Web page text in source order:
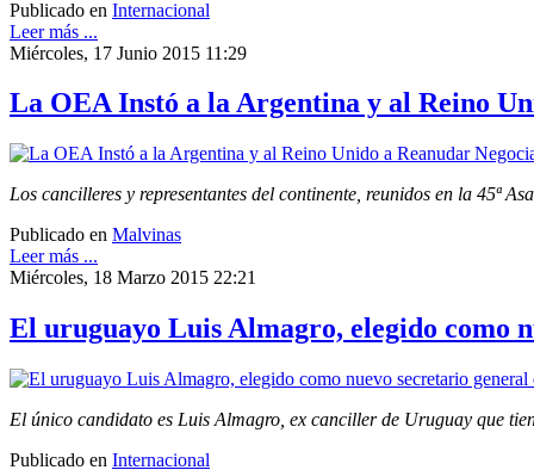
Publicado en Internacional
Leer más ...
Miércoles, 17 Junio 2015 11:29
La OEA Instó a la Argentina y al Reino
Los cancilleres y representantes del continente, reunidos en la 45ª
Publicado en Malvinas
Leer más ...
Miércoles, 18 Marzo 2015 22:21
El uruguayo Luis Almagro, elegido como
El único candidato es Luis Almagro, ex canciller de Uruguay que
Publicado en Internacional